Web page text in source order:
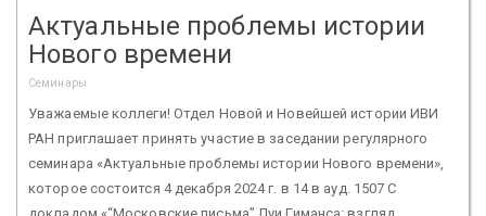
Актуальные проблемы истории
Нового времени
Семинары
Уважаемые коллеги! Отдел Новой и Новейшей истории ИВИ
РАН приглашает принять участие в заседании регулярного
семинара «Актуальные проблемы истории Нового времени»,
которое состоится 4 декабря 2024 г. в 14 в ауд. 1507 С
докладом «“Московские письма” Луи Гиманса: взгляд